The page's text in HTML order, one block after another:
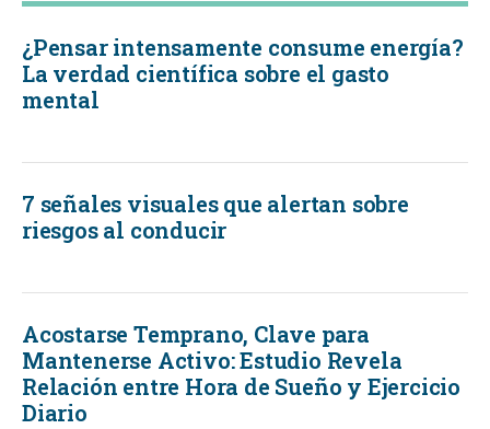
¿Pensar intensamente consume energía?
La verdad científica sobre el gasto
mental
7 señales visuales que alertan sobre
riesgos al conducir
Acostarse Temprano, Clave para
Mantenerse Activo: Estudio Revela
Relación entre Hora de Sueño y Ejercicio
Diario